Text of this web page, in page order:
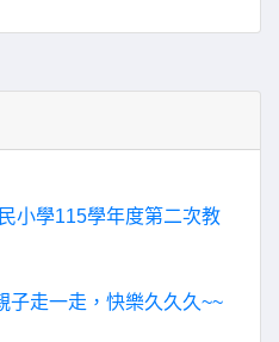
小學115學年度第二次教
子走一走，快樂久久久~~